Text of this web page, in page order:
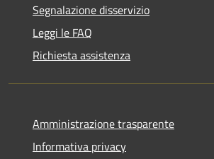
Segnalazione disservizio
Leggi le FAQ
Richiesta assistenza
Amministrazione trasparente
Informativa privacy